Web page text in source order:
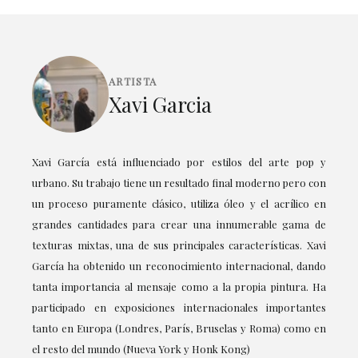
ARTISTA
Xavi Garcia
Xavi García está influenciado por estilos del arte pop y
urbano. Su trabajo tiene un resultado final moderno pero con
un proceso puramente clásico, utiliza óleo y el acrílico en
grandes cantidades para crear una innumerable gama de
texturas mixtas, una de sus principales características. Xavi
García ha obtenido un reconocimiento internacional, dando
tanta importancia al mensaje como a la propia pintura. Ha
participado en exposiciones internacionales importantes
tanto en Europa (Londres, París, Bruselas y Roma) como en
el resto del mundo (Nueva York y Honk Kong)